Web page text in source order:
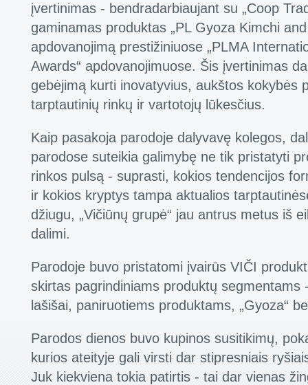
įvertinimas - bendradarbiaujant su „Coop
gaminamas produktas „PL Gyoza Kimchi
apdovanojimą prestižiniuose „PLMA
Awards“ apdovanojimuose. Šis įvertinimas
gebėjimą kurti inovatyvius, aukštos kokybės
tarptautinių rinkų ir vartotojų lūkesčius.
Kaip pasakoja parodoje dalyvavę kolegos,
parodose suteikia galimybę ne tik pristatyti
rinkos pulsą - suprasti, kokios tendencijos
ir kokios kryptys tampa aktualios
džiugu, „Vičiūnų grupė“ jau antrus metus iš
dalimi.
Parodoje buvo pristatomi įvairūs VIČI
skirtas pagrindiniams produktų segmentams
lašišai, paniruotiems produktams, „Gyoza“
Parodos dienos buvo kupinos susitikimų,
kurios ateityje gali virsti dar stipresniais
Juk kiekviena tokia patirtis - tai dar vienas